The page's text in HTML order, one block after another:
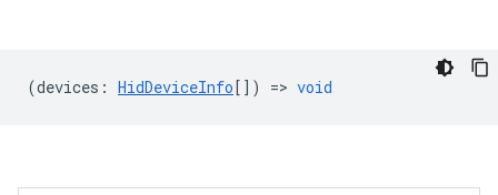
(devices : HidDeviceInfo[]) => void